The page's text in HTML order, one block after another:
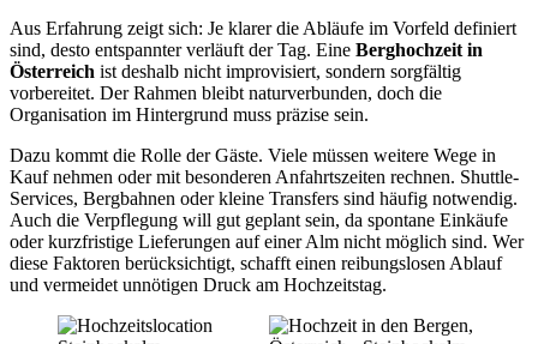
Aus Erfahrung zeigt sich: Je klarer die Abläufe im Vorfeld definiert
sind, desto entspannter verläuft der Tag. Eine Berghochzeit in
Österreich ist deshalb nicht improvisiert, sondern sorgfältig
vorbereitet. Der Rahmen bleibt naturverbunden, doch die
Organisation im Hintergrund muss präzise sein.
Dazu kommt die Rolle der Gäste. Viele müssen weitere Wege in
Kauf nehmen oder mit besonderen Anfahrtszeiten rechnen. Shuttle-
Services, Bergbahnen oder kleine Transfers sind häufig notwendig.
Auch die Verpflegung will gut geplant sein, da spontane Einkäufe
oder kurzfristige Lieferungen auf einer Alm nicht möglich sind. Wer
diese Faktoren berücksichtigt, schafft einen reibungslosen Ablauf
und vermeidet unnötigen Druck am Hochzeitstag.